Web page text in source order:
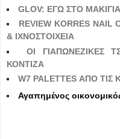
GLOV: ΕΓΩ ΣΤΟ
REVIEW KORRES
& ΙΧΝΟΣΤΟΙΧΕΙΑ
ΟΙ ΓΙΑΠΩΝΕΖΙΚΕΣ
ΚΟΝΤΙΖΑ
W7 PALETTES ΑΠΟ
Αγαπημένος